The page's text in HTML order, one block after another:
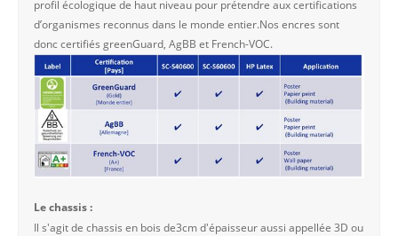
profil écologique de haut niveau pour prétendre aux certifications
d’organismes reconnus dans le monde entier.Nos encres sont
donc certifiés greenGuard, AgBB et French-VOC.
Le chassis :
Il s'agit de chassis en bois de3cm d'épaisseur aussi appellée 3D ou